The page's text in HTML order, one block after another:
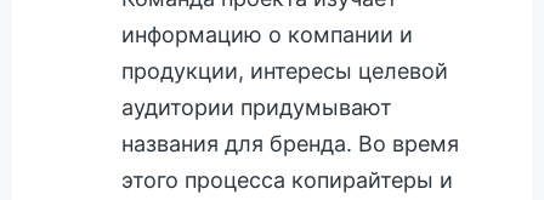
информацию о компании и
продукции, интересы целевой
аудитории придумывают
названия для бренда. Во время
этого процесса копирайтеры и